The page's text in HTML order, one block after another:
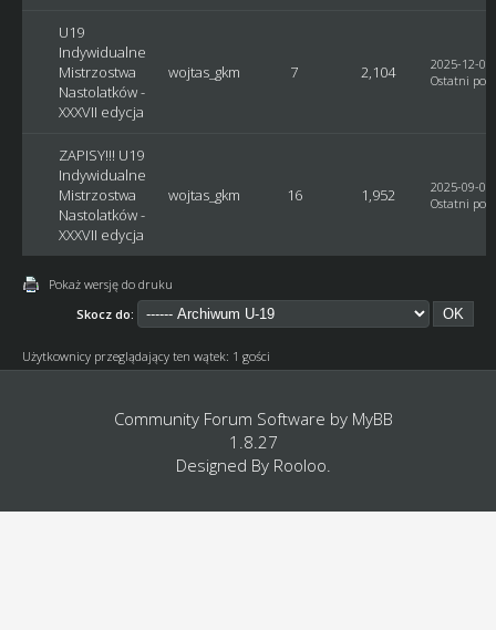
U19
Indywidualne
Mistrzostwa
Nastolatków -
XXXVII edycja
wojtas_gkm 7 2,104
2025-12-
Ostatni post
ZAPISY!!! U19
Indywidualne
Mistrzostwa
Nastolatków -
XXXVII edycja
wojtas_gkm 16 1,952
2025-09-
Ostatni post
Pokaż wersję do druku
Skocz do:
Użytkownicy przeglądający ten wątek: 1 gości
Community Forum Software by MyBB
1.8.27
Designed By Rooloo